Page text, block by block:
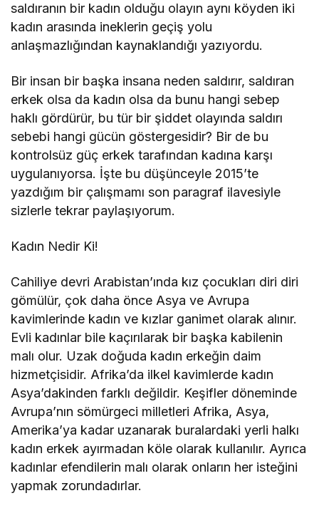
saldıranın bir kadın olduğu olayın aynı köyden iki
kadın arasında ineklerin geçiş yolu
anlaşmazlığından kaynaklandığı yazıyordu.
Bir insan bir başka insana neden saldırır, saldıran
erkek olsa da kadın olsa da bunu hangi sebep
haklı gördürür, bu tür bir şiddet olayında saldırı
sebebi hangi gücün göstergesidir? Bir de bu
kontrolsüz güç erkek tarafından kadına karşı
uygulanıyorsa. İşte bu düşünceyle 2015’te
yazdığım bir çalışmamı son paragraf ilavesiyle
sizlerle tekrar paylaşıyorum.
Kadın Nedir Ki!
Cahiliye devri Arabistan’ında kız çocukları diri diri
gömülür, çok daha önce Asya ve Avrupa
kavimlerinde kadın ve kızlar ganimet olarak alınır.
Evli kadınlar bile kaçırılarak bir başka kabilenin
malı olur. Uzak doğuda kadın erkeğin daim
hizmetçisidir. Afrika’da ilkel kavimlerde kadın
Asya’dakinden farklı değildir. Keşifler döneminde
Avrupa’nın sömürgeci milletleri Afrika, Asya,
Amerika’ya kadar uzanarak buralardaki yerli halkı
kadın erkek ayırmadan köle olarak kullanılır. Ayrıca
kadınlar efendilerin malı olarak onların her isteğini
yapmak zorundadırlar.